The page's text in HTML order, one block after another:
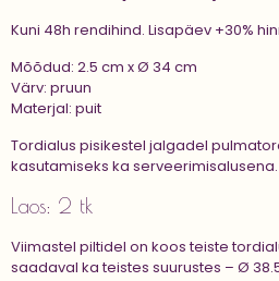
Kuni 48h rendihind. Lisapäev +30%
Mõõdud: 2.5 cm x Ø 34 cm
Värv: pruun
Materjal: puit
Tordialus pisikestel jalgadel
kasutamiseks ka serveerimisalusena.
Laos: 2 tk
Viimastel piltidel on koos teiste
saadaval ka teistes suurustes – Ø